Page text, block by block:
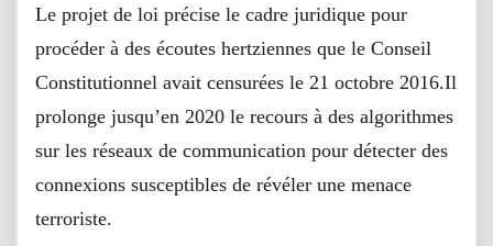
Le projet de loi précise le cadre juridique pour
procéder à des écoutes hertziennes que le Conseil
Constitutionnel avait censurées le 21 octobre 2016.Il
prolonge jusqu’en 2020 le recours à des algorithmes
sur les réseaux de communication pour détecter des
connexions susceptibles de révéler une menace
terroriste.